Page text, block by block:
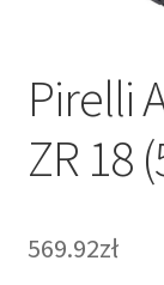
Pirelli
ZR 18
569.92zł